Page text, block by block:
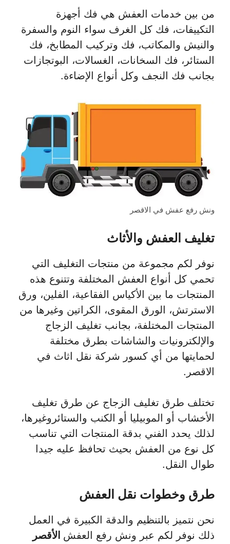
من بين خدمات العفش هي فك أجهزة
التكييفات، فك كل الغرف سواء النوم والسفرة
والنيش والمكاتب، فك وتركيب المطابخ، فك
الستائر، فك السخانات، الغسالات، البوتجازات
بجانب فك النجف وكل أنواع الإضاءة.
ونش رفع عفش في الاقصر
تغليف العفش والأثاث
نوفر لكم مجموعة من منتجات التغليف التي
تحمي كل أنواع العفش المختلفة وتتنوع هذه
المنتجات ما بين الأكياس الفقاعية، الفلين، ورق
الاسترتش، الورق المقوى، الكراتين وغيرها من
المنتجات المختلفة، بجانب تغليف الزجاج
والإلكترونيات والشاشات بطرق مختلفة
لحمايتها من أي كسور شركة نقل اثاث في
الاقصر.
تختلف طرق تغليف الزجاج عن طرق تغليف
الأخشاب أو الموبيليا أو الكنب والستائروغيرها،
لذلك يحدد الفني بدقة المنتجات التي تناسب
كل نوع من العفش بحيث تحافظ عليه جيدا
طوال النقل.
طرق وخطوات نقل العفش
نحن نتميز بالتنظيم والدقة الكبيرة في العمل
ذلك نوفر لكم عبر ونش رفع العفش الأقصر